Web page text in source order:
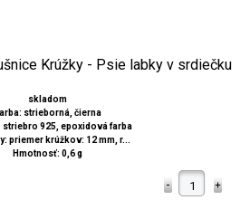
Krúžky - Psie labky v srdiečku
skladom
strieborná, čierna
striebro 925, epoxidová farba
priemer krúžkov: 12 mm, r...
Hmotnosť: 0,6 g